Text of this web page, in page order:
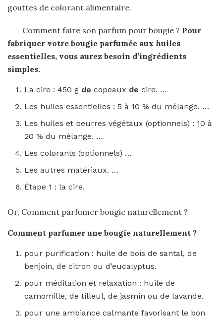
gouttes de colorant alimentaire.
Comment faire son parfum pour bougie ? Pour
fabriquer votre bougie parfumée aux huiles
essentielles, vous aurez besoin d’ingrédients
simples.
La cire : 450 g decopeaux decire. …
Les huiles essentielles : 5 à 10 % du mélange. …
Les huiles et beurres végétaux (optionnels) : 10 à
20 % du mélange. …
Les colorants (optionnels) …
Les autres matériaux. …
Étape 1 : la cire.
Or, Comment parfumer bougie naturellement ?
Comment parfumer une bougie naturellement ?
pour purification : huile de bois de santal, de
benjoin, de citron ou d’eucalyptus.
pour méditation et relaxation : huile de
camomille, de tilleul, de jasmin ou de lavande.
pour une ambiance calmante favorisant le bon